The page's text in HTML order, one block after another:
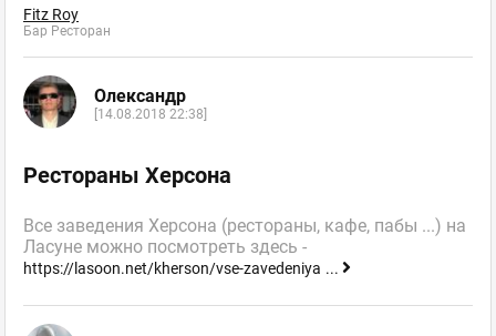
Fitz Roy
Бар Ресторан
Олександр
[14.08.2018 22:38]
Рестораны Херсона
Все заведения Херсона (рестораны, кафе, пабы ...) на
Ласуне можно посмотреть здесь -
https://lasoon.net/kherson/vse-zavedeniya ...